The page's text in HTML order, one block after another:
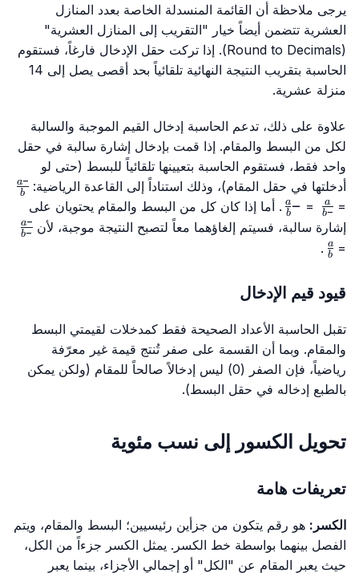
يرجى ملاحظة أن القائمة المنسدلة الخاصة بعدد المنازل
العشرية تتضمن أيضاً خيار "التقريب إلى المنازل العشرية"
(Round to Decimals). إذا تركت حقل الإدخال فارغاً، فستقوم
الحاسبة بتقريب النتيجة النهائية تلقائياً بحد أقصى يصل إلى 14
منزلة عشرية.
علاوة على ذلك، تدعم الحاسبة إدخال القيم الموجبة والسالبة
لكل من البسط والمقام. إذا قمت بإدخال إشارة سالبة في حقل
واحد فقط، فستقوم الحاسبة بتعيينها تلقائياً للبسط (حتى لو
أدخلتها في حقل المقام)، وذلك استناداً إلى القاعدة الرياضية:
b
−
a
=
\frac{a}
{-b}
−
b
a
=
-
\frac{a}
−
b
a . أما إذا كان كل من البسط والمقام يحتويان على
إشارة سالبة، فسيتم إلغاؤهما معاً لتصبح النتيجة موجبة، لأن −
b
−
a
=
\frac{a} b
a
.
قيود قيم الإدخال
تقبل الحاسبة الأعداد الصحيحة فقط كمدخلات لقيمتي البسط
والمقام. وبما أن القسمة على صفر تُنتج قيمة غير معرّفة
رياضياً، فإن الصفر (0) ليس إدخالاً صالحاً للمقام (ولكن يمكن
بالطبع إدخاله في حقل البسط).
تحويل الكسور إلى نسب مئوية
تعريفات هامة
الكسر: هو رقم يتكون من جزأين رئيسيين؛ البسط والمقام، ويتم
الفصل بينهما بواسطة خط الكسر. يمثل الكسر جزءاً من الكل،
حيث يعبر المقام عن "الكل" أو إجمالي الأجزاء، بينما يعبر